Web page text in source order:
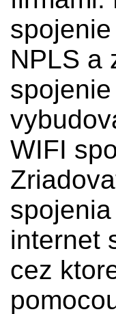
NPLS a
WIFI
internet
cez